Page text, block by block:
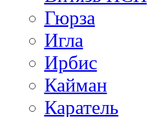
Гюрза
Игла
Ирбис
Кайман
Каратель